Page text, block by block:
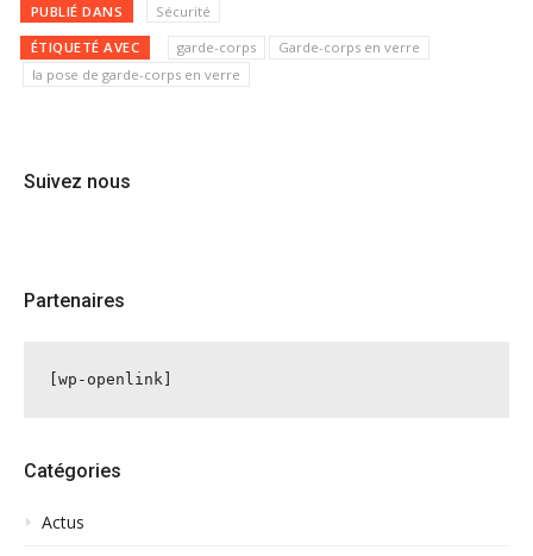
PUBLIÉ DANS Sécurité
ÉTIQUETÉ AVEC garde-corps
Garde-corps en verre
la pose de garde-corps en verre
Suivez nous
Partenaires
[wp-openlink]
Catégories
Actus